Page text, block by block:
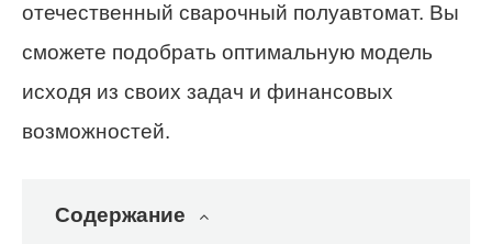
отечественный сварочный полуавтомат. Вы
сможете подобрать оптимальную модель
исходя из своих задач и финансовых
возможностей.
Содержание